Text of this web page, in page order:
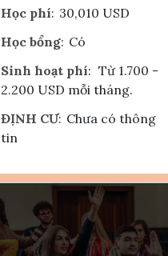
Học phí: 30,010 USD
Học bổng: Có
Sinh hoạt phí: Từ 1.700 -
2.200 USD mỗi tháng.
ĐỊNH CƯ: Chưa có thông
tin
Ghi danh
Tham vấn Interlink